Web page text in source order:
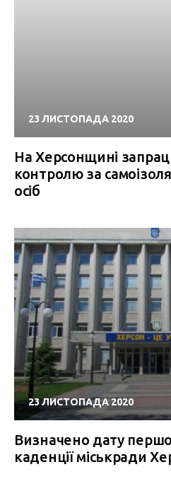
23 ЛИСТОПАДА 2020
На Херсонщині
контролю за
осіб
23 ЛИСТОПАДА 2020
Визначено дату першої
каденції міськради